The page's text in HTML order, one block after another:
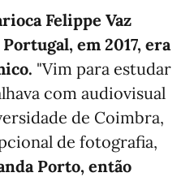
Felippe Vaz
em 2017, era
"Vim para estudar
com audiovisual
de Coimbra,
de fotografia,
Porto, então